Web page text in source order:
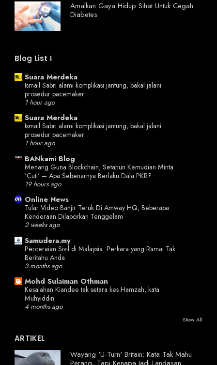
Amalkan Gaya Hidup Sihat Untuk Cegah
Diabetes
Blog List I
Suara Merdeka
Ismail Sabri alami komplikasi jantung, bakal jalani
prosedur pacemaker
1 hour ago
Suara Merdeka
Ismail Sabri alami komplikasi jantung, bakal jalani
prosedur pacemaker
1 hour ago
BANkami Blog
Menang Guna Blockchain, Setahun Kemudian Minta
'Cuti' – Apa Sebenarnya Berlaku Dala PKR?
19 hours ago
Online News
Tular Video Banjir Teruk Di Amway HQ, Beberapa
Kenderaan Dilaporkan Tenggelam
2 weeks ago
Samudera.my
Perceraian Sivil di Malaysia: Perkara yang Ramai Tak
Beritahu Anda
3 months ago
Mohd Sulaiman Othman
Kesalahan Kiandee tak setara kes Hamzah, kata
Muhyiddin
4 months ago
Show All
ARTIKEL
Wayang 'U-Turn' Britain: Kata Tak Mahu